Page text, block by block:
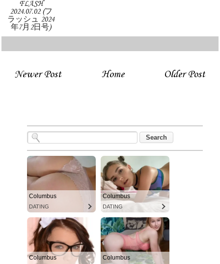
FLASH
2024.07.02 (フ
ラッシュ 2024
年7月2日号)
Newer Post Older Post
Home
Columbus
DATING
Columbus
DATING
Columbus Columbus